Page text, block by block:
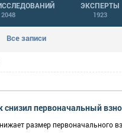
Все записи
2048
ЭКСПЕРТЫ
1923
первоначальный
размер первоначального